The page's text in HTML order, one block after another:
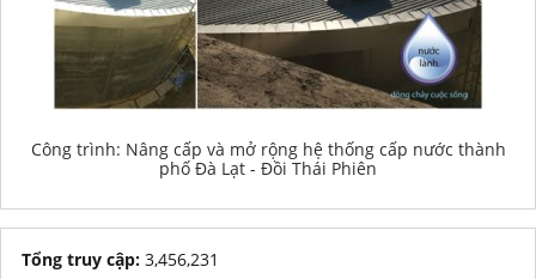
Công trình: Nâng cấp và mở rộng hệ thống cấp nước thành
phố Đà Lạt - Đồi Thái Phiên
Tổng truy cập: 3,456,231